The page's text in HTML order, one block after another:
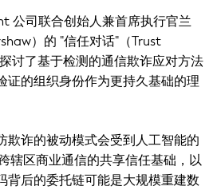
公司联合创始人兼首席执行官兰
）的 "信任对话"（Trust
讨了基于检测的通信欺诈应对方法
证的组织身份作为更持久基础的理
欺诈的被动模式会受到人工智能的
辖区商业通信的共享信任基础，以
背后的委托链可能是大规模重建数